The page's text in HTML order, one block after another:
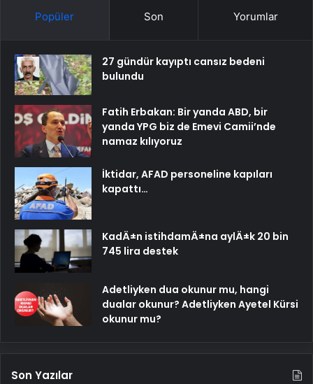
Popüler Son Yorumlar
27 gündür kayıptı cansız bedeni
bulundu
Fatih Erbakan: Bir yanda ABD, bir
yanda YPG biz de Emevi Camii’nde
namaz kılıyoruz
İktidar, AFAD personeline kapıları
kapattı…
KadÄ±n istihdamÄ±na aylÄ±k 20 bin
745 lira destek
Adetliyken dua okunur mu, hangi
dualar okunur? Adetliyken Ayetel Kürsi
okunur mu?
Son Yazılar